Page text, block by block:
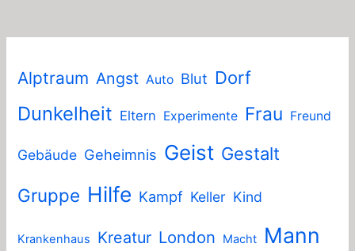
Alptraum Angst Auto Blut Dorf
Dunkelheit Eltern Experimente Frau Freund
Gebäude Geheimnis Geist Gestalt
Gruppe Hilfe Kampf Keller Kind
Krankenhaus Kreatur London Macht Mann